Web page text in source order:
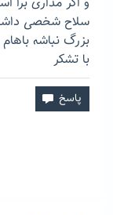
سلاح شخصی
بزرگ نباشه
با تشکر